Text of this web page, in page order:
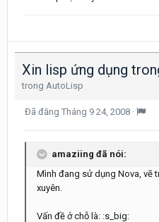
Xin lisp ứng dụng
trong AutoLisp
Đã đăng Tháng 9 24, 2008 ·
amaziing đã nói:
Mình đang sử dụng Nova, vẽ
xuyên.
Vấn đề ở chỗ là: :s_big: